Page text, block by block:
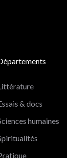
& docs
humaines